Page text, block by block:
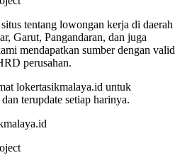
tentang lowongan kerja di daerah
Garut, Pangandaran, dan juga
mendapatkan sumber dengan valid
perusahan.
lokertasikmalaya.id untuk
terupdate setiap harinya.